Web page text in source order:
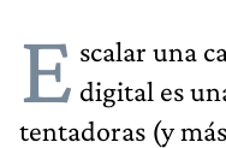
E scalar una
digital es
tentadoras (y